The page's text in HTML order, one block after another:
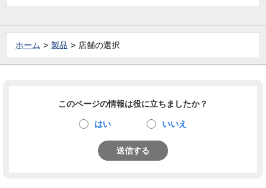
ホーム 製品 店舗の選択
このページの情報は役に立ちましたか？
はい いいえ
送信する